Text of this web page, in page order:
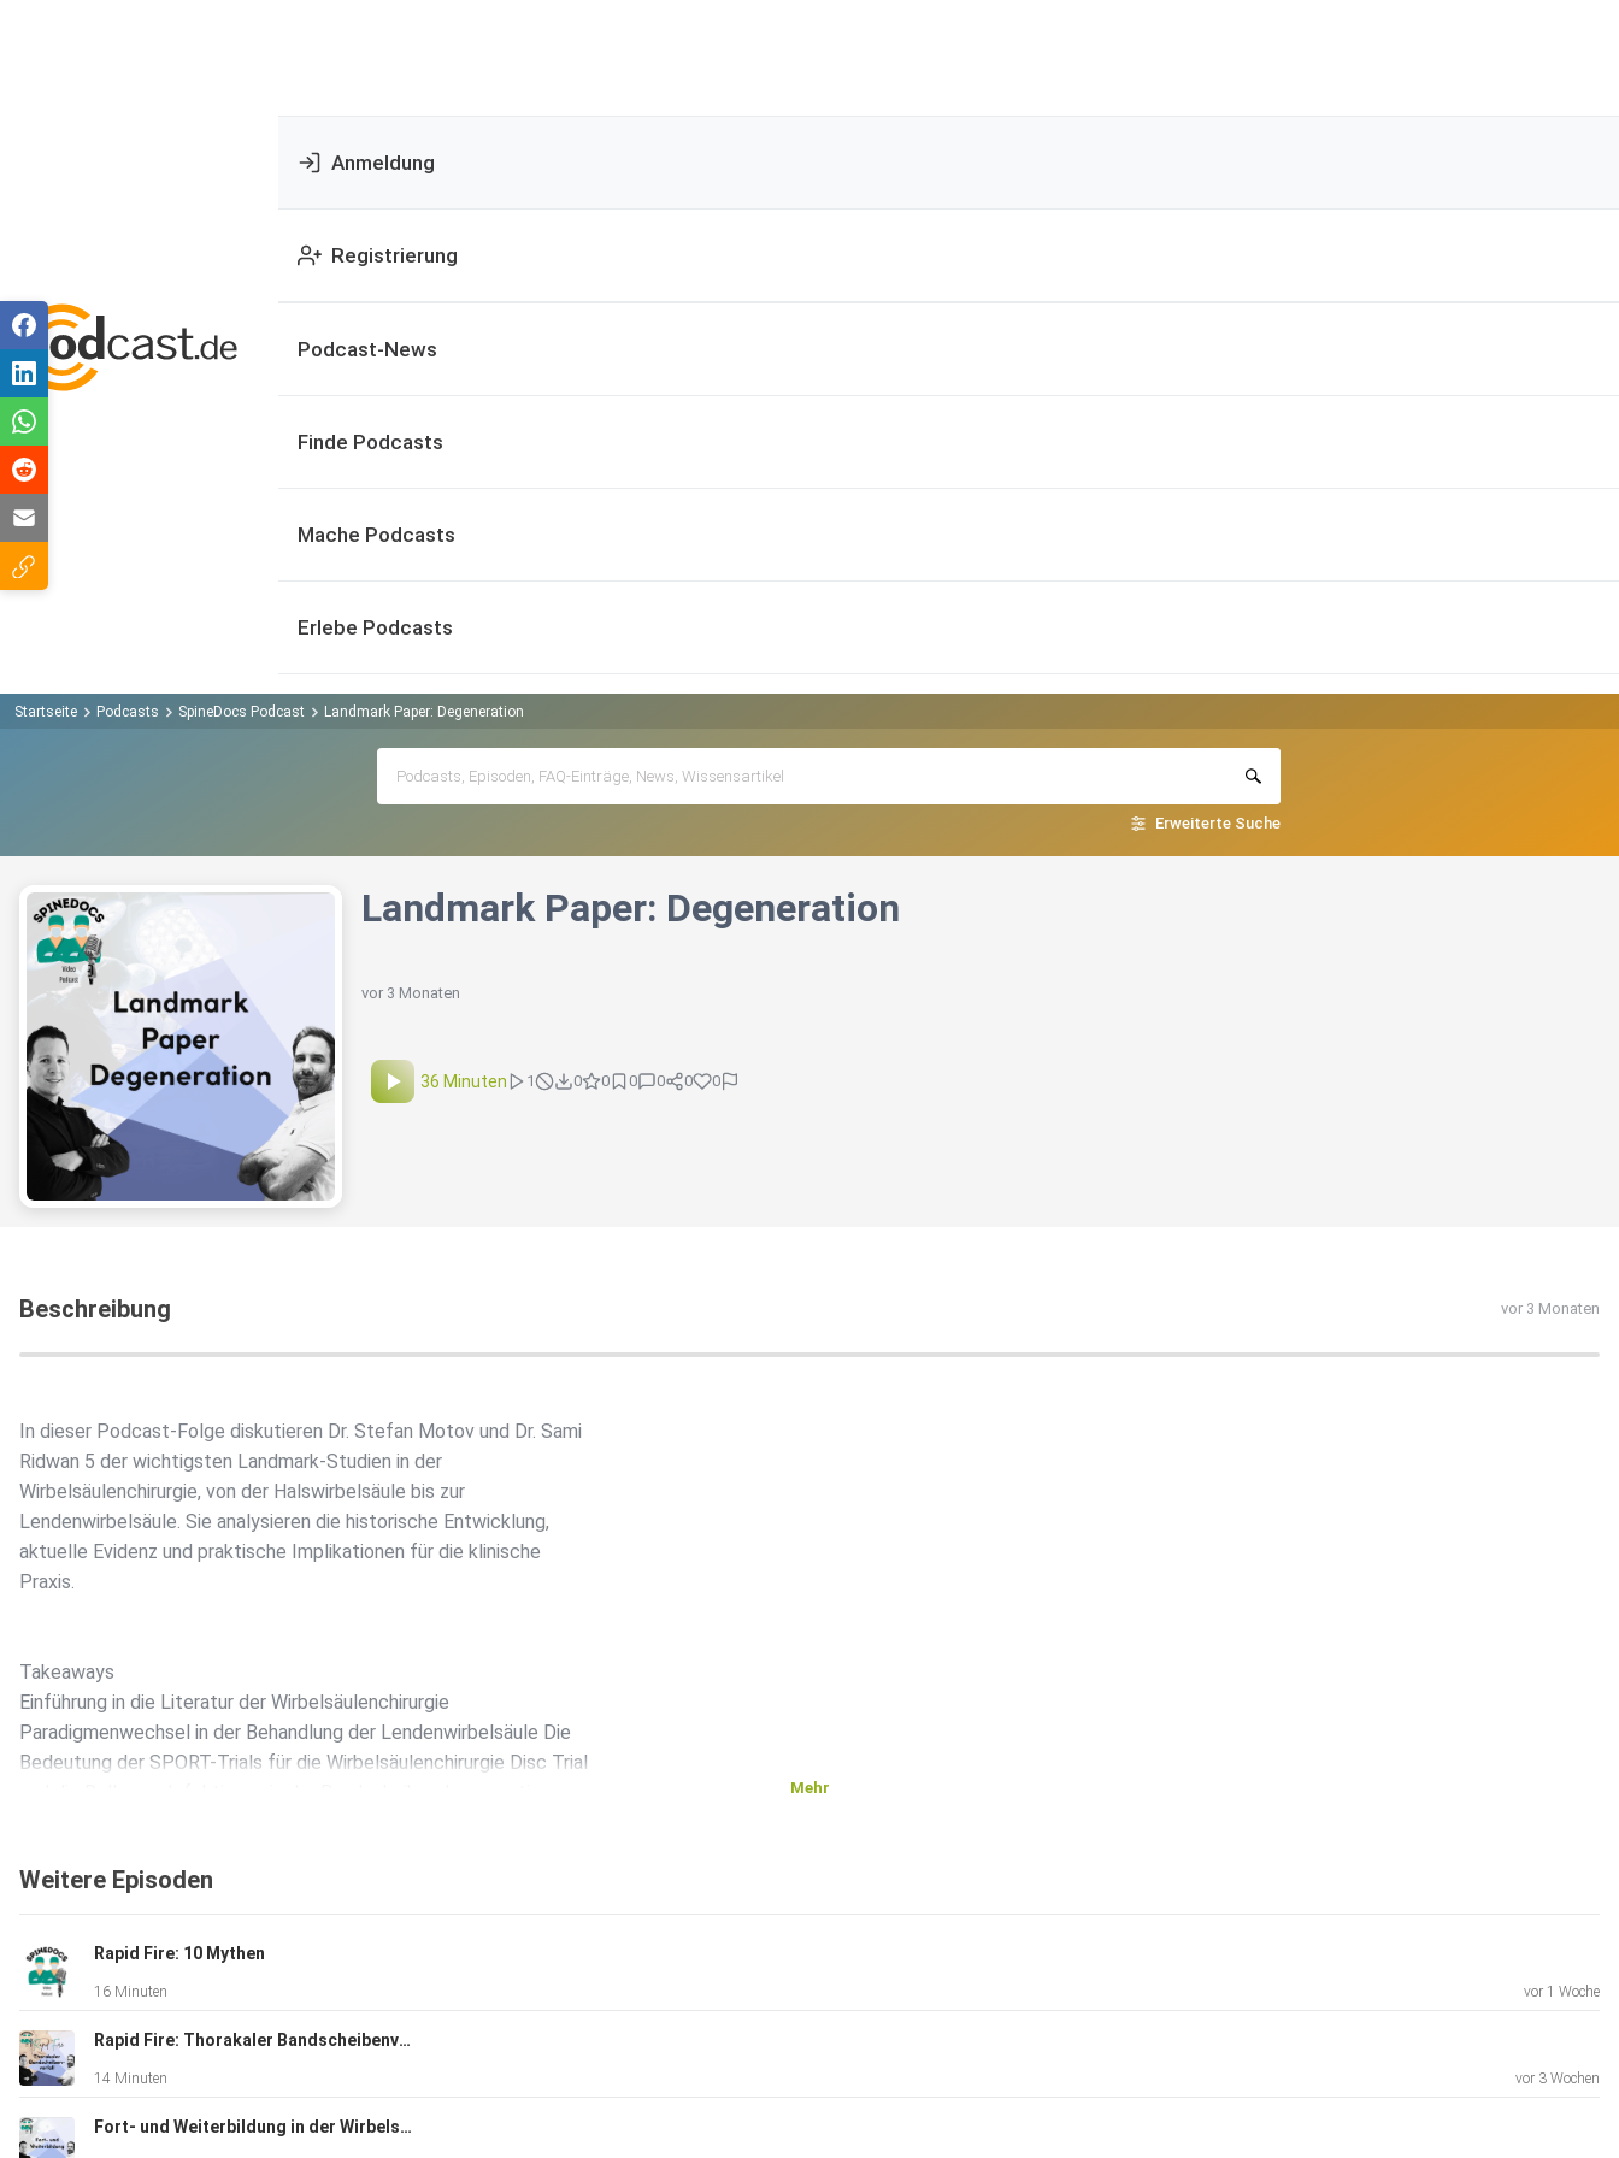
Anmeldung
Registrierung
Podcast-News
Finde Podcasts
Mache Podcasts
Erlebe Podcasts
Startseite Podcasts SpineDocs Podcast Landmark Paper: Degeneration
Erweiterte Suche
Landmark Paper: Degeneration
vor 3 Monaten
36 Minuten 1 0 0 0 0 0 0
Beschreibung vor 3 Monaten
In dieser Podcast-Folge diskutieren Dr. Stefan Motov und Dr. Sami
Ridwan 5 der wichtigsten Landmark-Studien in der
Wirbelsäulenchirurgie, von der Halswirbelsäule bis zur
Lendenwirbelsäule. Sie analysieren die historische Entwicklung,
aktuelle Evidenz und praktische Implikationen für die klinische
Praxis.
Takeaways
Einführung in die Literatur der Wirbelsäulenchirurgie
Paradigmenwechsel in der Behandlung der Lendenwirbelsäule Die
Bedeutung der SPORT-Trials für die Wirbelsäulenchirurgie Disc Trial
Edited By Alexander R. Vaccaro, MD, PhD, MBA, Jefferson
R. Wilson, MD, Charles G. Fisher, MD, MHSc, FRCSC
Försth P, Ólafsson G, Carlsson T, Frost A, Borgström F, Fritzell
Mehr
Weitere Episoden
Rapid Fire: 10 Mythen
16 Minuten vor 1 Woche
Rapid Fire: Thorakaler Bandscheibenvorfall
14 Minuten vor 3 Wochen
Fort- und Weiterbildung in der Wirbelsäulenchirurgie